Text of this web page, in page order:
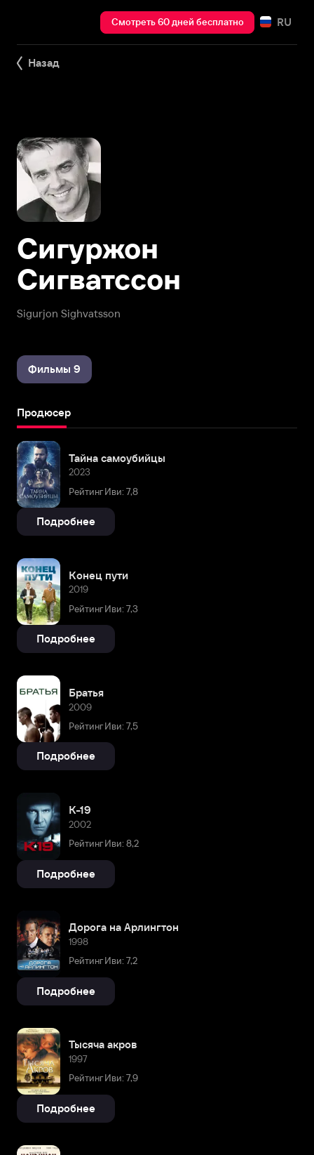
Смотреть 60 дней бесплатно RU
Назад
Sigurjon Sighvatsson
Сигуржон
Сигватссон
Фильмы 9
Продюсер
Тайна самоубийцы
2023
Рейтинг Иви: 7,8
Подробнее
Конец пути
2019
Рейтинг Иви: 7,3
Подробнее
Братья
2009
Рейтинг Иви: 7,5
Подробнее
К-19
2002
Рейтинг Иви: 8,2
Подробнее
Дорога на Арлингтон
1998
Рейтинг Иви: 7,2
Подробнее
Тысяча акров
1997
Рейтинг Иви: 7,9
Подробнее